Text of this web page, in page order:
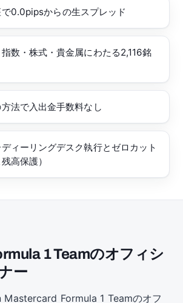
0.0pipsからの生スプレッド
数・株式・貴金属にわたる2,116銘
法で入出金手数料なし
ィーリングデスク執行とゼロカット
高保護）
1 Teamのオフィシ
ー
Mastercard Formula 1 Teamのオフ